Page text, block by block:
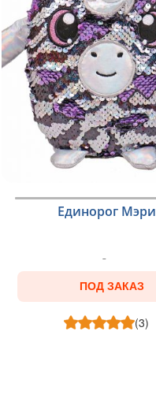
Единорог Мэри
ПОД ЗАКАЗ
(3)